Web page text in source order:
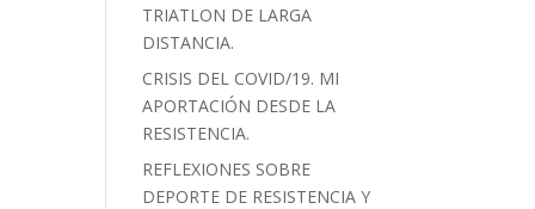
TRIATLON DE LARGA
DISTANCIA.
CRISIS DEL COVID/19. MI
APORTACIÓN DESDE LA
RESISTENCIA.
REFLEXIONES SOBRE
DEPORTE DE RESISTENCIA Y